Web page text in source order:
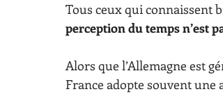
Tous ceux qui connaissent
perception du temps n’est
Alors que l’Allemagne est
France adopte souvent une